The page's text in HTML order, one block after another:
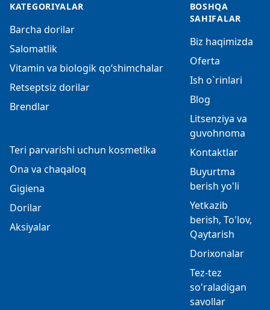
KATEGORIYALAR
Barcha dorilar
Salomatlik
Vitamin va biologik qo‘shimchalar
Retseptsiz dorilar
Brendlar
Teri parvarishi uchun kosmetika
Ona va chaqaloq
Gigiena
Dorilar
Aksiyalar
BOSHQA
SAHIFALAR
Biz haqimizda
Oferta
Ish o`rinlari
Blog
Litsenziya va
guvohnoma
Kontaktlar
Buyurtma
berish yo'li
Yetkazib
berish, To'lov,
Qaytarish
Dorixonalar
Tez-tez
so'raladigan
savollar